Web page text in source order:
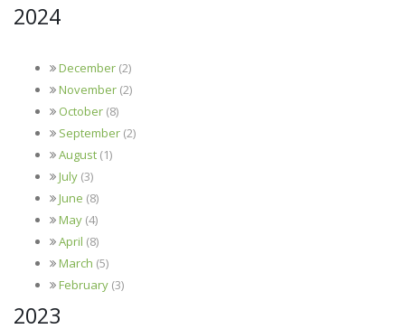
2024
December (2)
November (2)
October (8)
September (2)
August (1)
July (3)
June (8)
May (4)
April (8)
March (5)
February (3)
2023